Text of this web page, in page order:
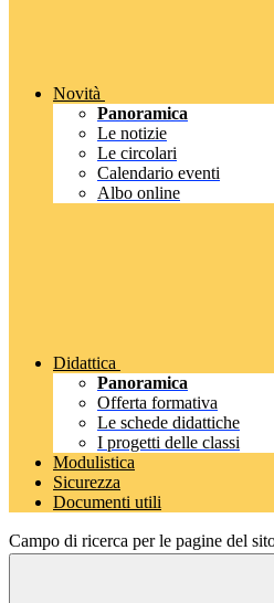
Novità
Panoramica
Le notizie
Le circolari
Calendario eventi
Albo online
Didattica
Panoramica
Offerta formativa
Le schede didattiche
I progetti delle classi
Modulistica
Sicurezza
Documenti utili
Campo di ricerca per le pagine del